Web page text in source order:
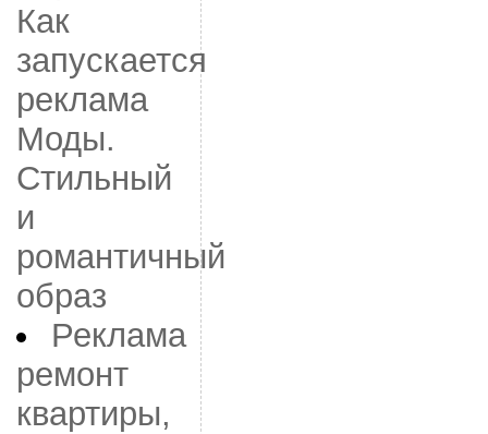
Как
запускается
реклама
Моды.
Стильный
и
романтичный
образ
Реклама
ремонт
квартиры,